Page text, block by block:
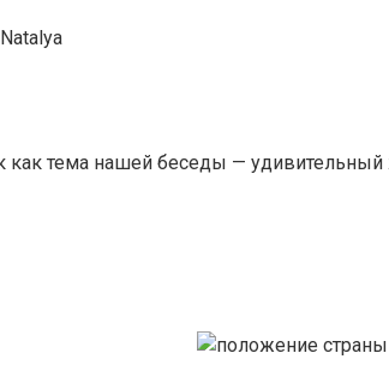
Natalya
как тема нашей беседы —